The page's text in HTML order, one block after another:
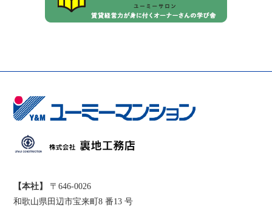
【本社】
〒646-0026
和歌山県田辺市宝来町8 番13 号